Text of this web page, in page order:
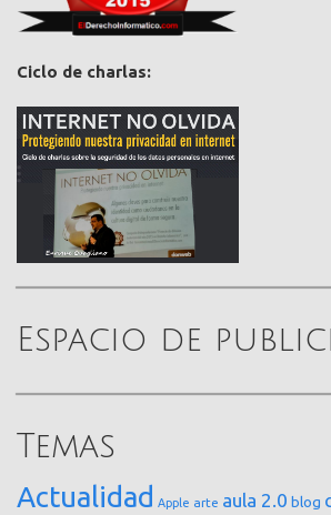
Ciclo de charlas:
Espacio de
Temas
Actualidad Apple arte aula 2.0 blog